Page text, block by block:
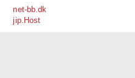
net-bb.dk
jip.Host